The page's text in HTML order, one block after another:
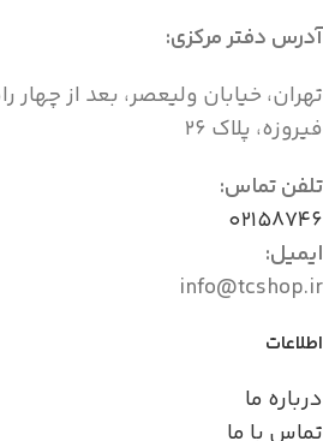
آدرس دفتر مرکزی:
تهران، خیابان ولیعصر، بعد از چهار
فیروزه، پلاک ۲۶
تلفن تماس:
۰۲۱۵۸۷۴۶
ایمیل:
info@tcshop.ir
اطلاعات
درباره ما
تماس با ما